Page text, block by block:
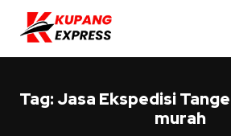
Tag:Jasa Ekspedisi
murah